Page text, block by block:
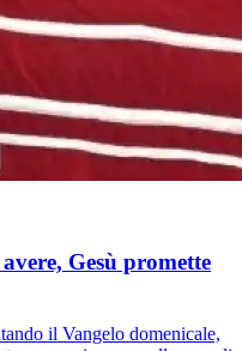
Gesù promette
il Vangelo domenicale,